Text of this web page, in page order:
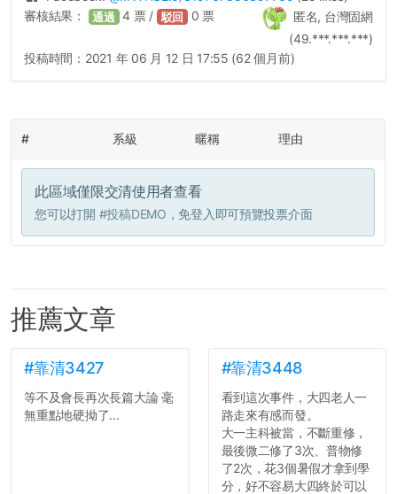
匿名, 台灣固網
(49.***.***.***)
審核結果： 通過 4 票 / 駁回 0 票
投稿時間： 2021 年 06 月 12 日 17:55 (62 個月前)
# 系級 暱稱 理由
此區域僅限交清使用者查看
您可以打開 #投稿DEMO ，免登入即可預覽投票介面
推薦文章
#靠清3427
等不及會長再次長篇大論 毫
無重點地硬拗了...
#靠清3448
看到這次事件，大四老人一
路走來有感而發。
大一主科被當，不斷重修，
最後微二修了3次、普物修
了2次，花3個暑假才拿到學
分，好不容易大四終於可以